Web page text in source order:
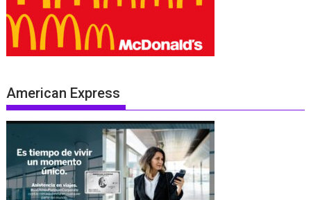
American Express